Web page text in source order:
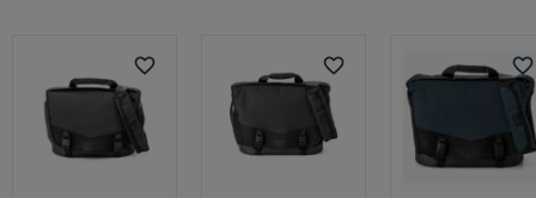
favorite_border favorite_border favorite_border